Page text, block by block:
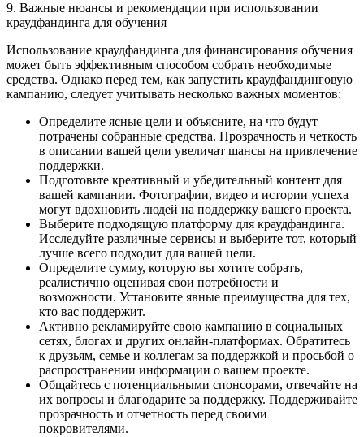
9. Важные нюансы и рекомендации при использовании
краудфандинга для обучения
Использование краудфандинга для финансирования обучения
может быть эффективным способом собрать необходимые
средства. Однако перед тем, как запустить краудфандинговую
кампанию, следует учитывать несколько важных моментов:
Определите ясные цели и объясните, на что будут
потрачены собранные средства. Прозрачность и четкость
в описании вашей цели увеличат шансы на привлечение
поддержки.
Подготовьте креативный и убедительный контент для
вашей кампании. Фотографии, видео и истории успеха
могут вдохновить людей на поддержку вашего проекта.
Выберите подходящую платформу для краудфандинга.
Исследуйте различные сервисы и выберите тот, который
лучше всего подходит для вашей цели.
Определите сумму, которую вы хотите собрать,
реалистично оценивая свои потребности и
возможности. Установите явные преимущества для тех,
кто вас поддержит.
Активно рекламируйте свою кампанию в социальных
сетях, блогах и других онлайн-платформах. Обратитесь
к друзьям, семье и коллегам за поддержкой и просьбой о
распространении информации о вашем проекте.
Общайтесь с потенциальными спонсорами, отвечайте на
их вопросы и благодарите за поддержку. Поддерживайте
прозрачность и отчетность перед своими
покровителями.